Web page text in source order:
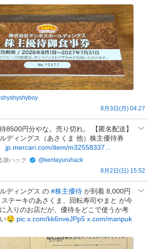
shyshyshyboy
8月3日(月) 04:27
8500円分やな。売り切れ。 【匿名配送】
ディングス（あさくま 他）株主優待券
jp.mercari.com/item/m32558337…
旅ハック @kentayuruhack
8月2日(日) 15:52
ディングス の #株主優待 が到着 8,000円
テーキのあさくま、回転寿司やまと が今
入りのお店だが、優待をどこで使うか考
🤤 pic.x.com/kk6nveJPp5 x.com/manpuk